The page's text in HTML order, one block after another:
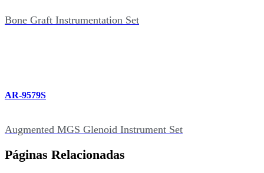
Bone Graft Instrumentation Set
AR-9579S
Augmented MGS Glenoid Instrument Set
Páginas Relacionadas